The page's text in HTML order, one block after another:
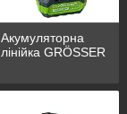
Акумуляторна
лінійка GRÖSSER